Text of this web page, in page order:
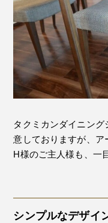
タクミカンダイニン
意しておりますが、ア
H様のご主人様も、一
シンプルなデザイ